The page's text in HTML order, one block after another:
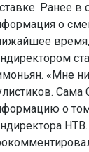
Ранее в
о
«Мне
Сама
о